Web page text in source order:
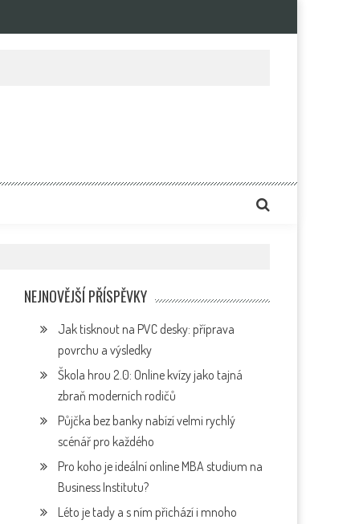
NEJNOVĚJŠÍ PŘÍSPĚVKY
Jak tisknout na PVC desky: příprava
povrchu a výsledky
Škola hrou 2.0: Online kvízy jako tajná
zbraň moderních rodičů
Půjčka bez banky nabízí velmi rychlý
scénář pro každého
Pro koho je ideální online MBA studium na
Business Institutu?
Léto je tady a s ním přichází i mnoho